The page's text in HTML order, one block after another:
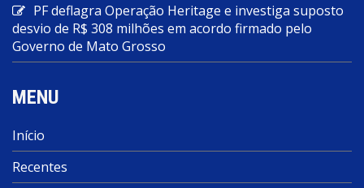
PF deflagra Operação Heritage e investiga suposto
desvio de R$ 308 milhões em acordo firmado pelo
Governo de Mato Grosso
MENU
Início
Recentes